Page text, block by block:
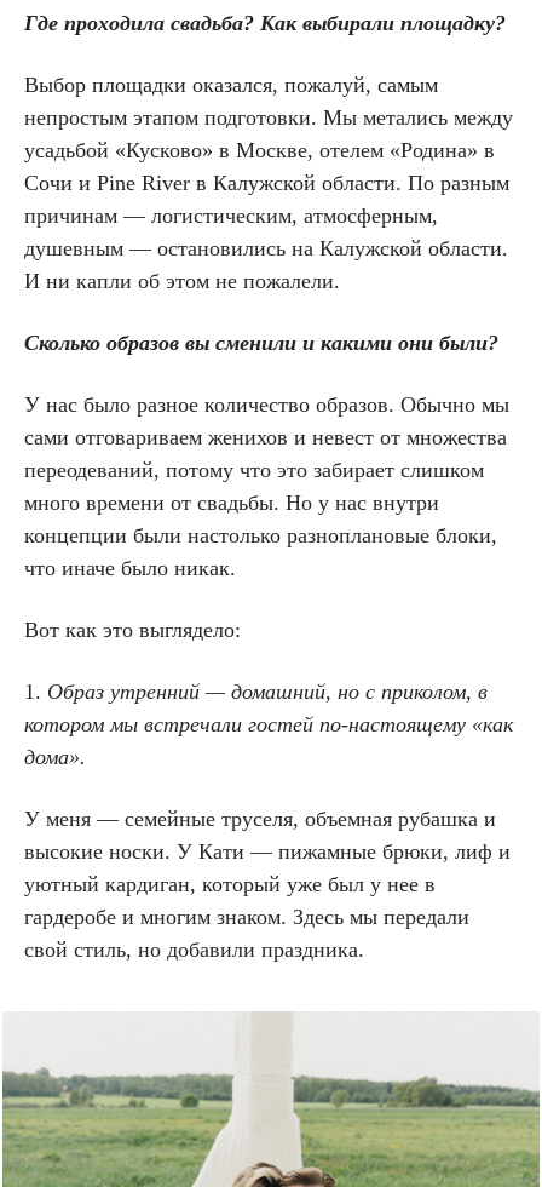
Где проходила свадьба? Как выбирали площадку?
Выбор площадки оказался, пожалуй, самым
непростым этапом подготовки. Мы метались между
усадьбой «Кусково» в Москве, отелем «Родина» в
Сочи и Pine River в Калужской области. По разным
причинам — логистическим, атмосферным,
душевным — остановились на Калужской области.
И ни капли об этом не пожалели.
Сколько образов вы сменили и какими они были?
У нас было разное количество образов. Обычно мы
сами отговариваем женихов и невест от множества
переодеваний, потому что это забирает слишком
много времени от свадьбы. Но у нас внутри
концепции были настолько разноплановые блоки,
что иначе было никак.
Вот как это выглядело:
1. Образ утренний — домашний, но с приколом, в
котором мы встречали гостей по-настоящему «как
дома».
У меня — семейные труселя, объемная рубашка и
высокие носки. У Кати — пижамные брюки, лиф и
уютный кардиган, который уже был у нее в
гардеробе и многим знаком. Здесь мы передали
свой стиль, но добавили праздника.